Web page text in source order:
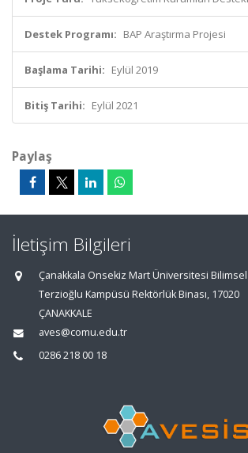
Destek Programı: BAP Araştırma Projesi
Başlama Tarihi: Eylül 2019
Bitiş Tarihi: Eylül 2021
Paylaş
İletişim Bilgileri
Çanakkala Onsekiz Mart Üniversitesi
Terzioğlu Kampüsü Rektörlük Binası, 17020
ÇANAKKALE
aves@comu.edu.tr
0286 218 00 18